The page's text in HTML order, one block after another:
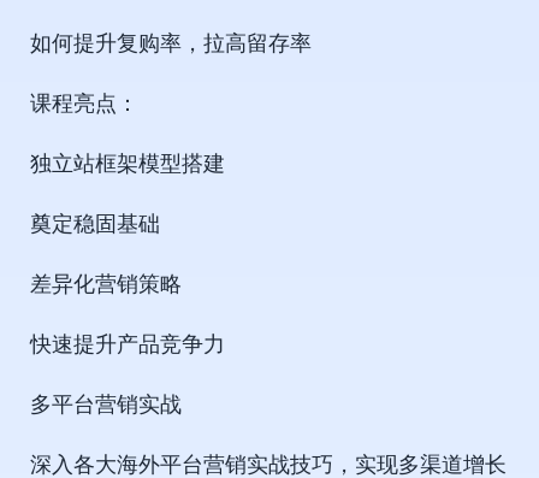
如何提升复购率，拉高留存率
课程亮点：
独立站框架模型搭建
奠定稳固基础
差异化营销策略
快速提升产品竞争力
多平台营销实战
深入各大海外平台营销实战技巧，实现多渠道增长